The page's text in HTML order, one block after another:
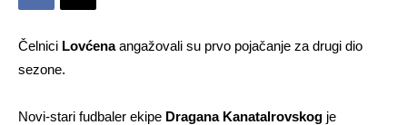
Čelnici Lovćenaangažovali su prvo pojačanje za drugi dio
sezone.
Novi-stari fudbaler ekipe Dragana Kanatalrovskog je